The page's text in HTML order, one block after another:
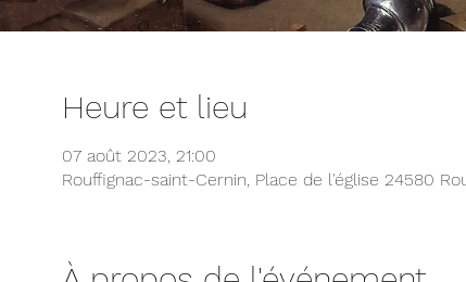
Heure et lieu
07 août 2023, 21:00
Rouffignac-saint-Cernin, Place de l'église 24580